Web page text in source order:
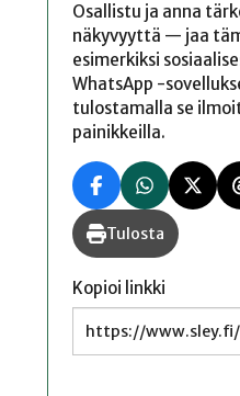
Osallistu ja anna
näkyvyyttä — jaa
esimerkiksi
WhatsApp -
tulostamalla se
painikkeilla.
Tulosta
Kopioi linkki